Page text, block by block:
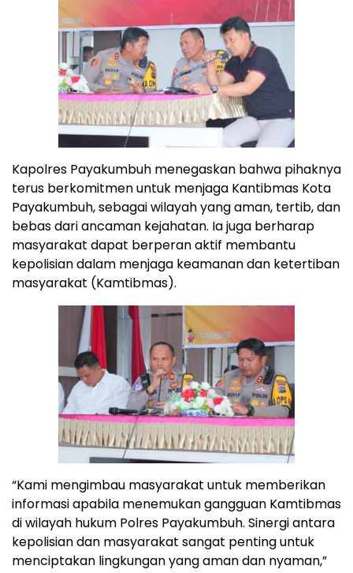
Kapolres Payakumbuh menegaskan bahwa pihaknya
terus berkomitmen untuk menjaga Kantibmas Kota
Payakumbuh, sebagai wilayah yang aman, tertib, dan
bebas dari ancaman kejahatan. Ia juga berharap
masyarakat dapat berperan aktif membantu
kepolisian dalam menjaga keamanan dan ketertiban
masyarakat (Kamtibmas).
“Kami mengimbau masyarakat untuk memberikan
informasi apabila menemukan gangguan Kamtibmas
di wilayah hukum Polres Payakumbuh. Sinergi antara
kepolisian dan masyarakat sangat penting untuk
menciptakan lingkungan yang aman dan nyaman,”